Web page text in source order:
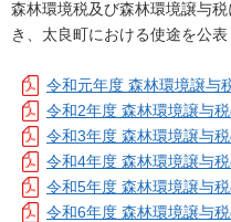
森林環境税及び森林環境譲与
き、太良町における使途を公表
令和元年度 森林環境譲与
令和2年度 森林環境譲与
令和3年度 森林環境譲与
令和4年度 森林環境譲与
令和5年度 森林環境譲与
令和6年度 森林環境譲与